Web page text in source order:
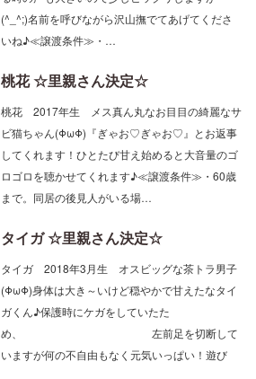
(^_^;)名前を呼びながら沢山撫でてあげてくださ
いね♪≪譲渡条件≫・…
桃花 ☆里親さん決定☆
桃花 2017年生 メス真ん丸なお目目の綺麗なサ
ビ猫ちゃん(ΦωΦ)『ぎゃお♡ぎゃお♡』とお返事
してくれます！ひとたび甘え始めると大音量のゴ
ロゴロを聴かせてくれます♪≪譲渡条件≫・60歳
まで。同居の後見人がいる場…
タイガ ☆里親さん決定☆
タイガ 2018年3月生 オスビッグな茶トラ男子
(ΦωΦ)身体は大き～いけど穏やかで甘えたなタイ
ガくん♪保護時にケガをしていたた
め、 左前足を切断して
いますが何の不自由もなく元気いっぱい！遊び